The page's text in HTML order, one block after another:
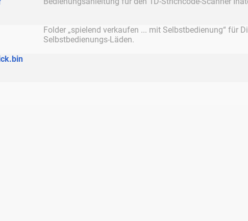
Folder „spielend verkaufen ... mit Selbstbedienung“ für
Selbstbedienungs-Läden.